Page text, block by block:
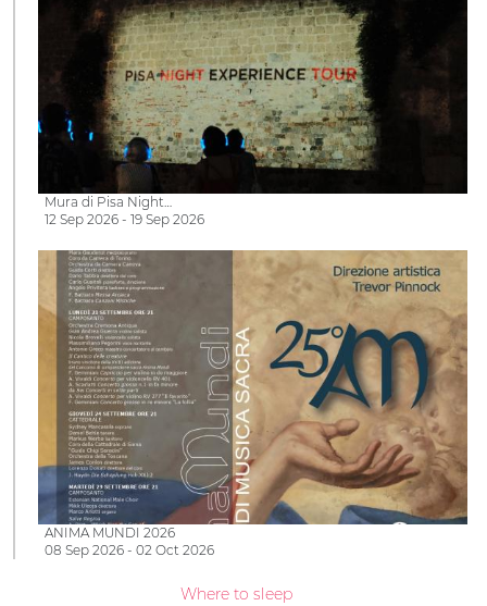
Mura di Pisa Night…
12 Sep 2026 - 19 Sep 2026
ANIMA MUNDI 2026
08 Sep 2026 - 02 Oct 2026
Where to sleep